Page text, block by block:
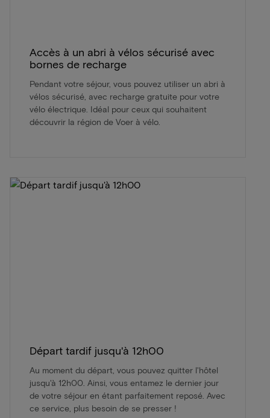
Accès à un abri à vélos sécurisé avec
bornes de recharge
Pendant votre séjour, vous pouvez utiliser un abri à
vélos sécurisé, avec recharge gratuite pour votre
vélo électrique. Idéal pour ceux qui souhaitent
découvrir la région de Voer à vélo.
Départ tardif jusqu'à 12h00
Au moment du départ, vous pouvez quitter l'hôtel
jusqu'à 12h00. Ainsi, vous entamez le dernier jour
de votre séjour en étant parfaitement reposé. Avec
ce service, plus besoin de se presser !